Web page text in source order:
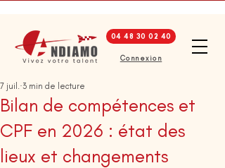
04 48 30 02 40
Connexion
Bilan de compétences et
CPF en 2026 : état des
lieux et changements
7 juil. 3 min de lecture